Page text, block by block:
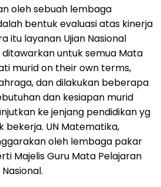
oleh sebuah lembaga
bentuk evaluasi atas kinerja
itu layanan Ujian Nasional
untuk semua Mata
murid on their own terms,
dan dilakukan beberapa
dan kesiapan murid
ke jenjang pendidikan yg
bekerja. UN Matematika,
oleh lembaga pakar
Majelis Guru Mata Pelajaran